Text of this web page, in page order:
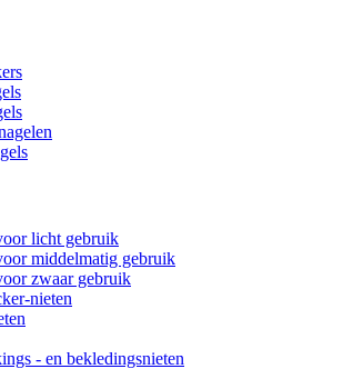
licht gebruik
middelmatig gebruik
zwaar gebruik
nieten
- en bekledingsnieten